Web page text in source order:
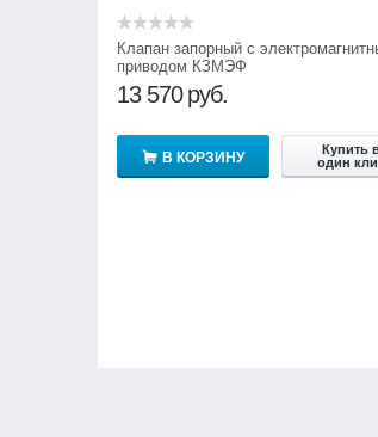
Клапан запорный с
приводом КЗМЭФ
13 570 руб.
В КОРЗИНУ
Купить
один